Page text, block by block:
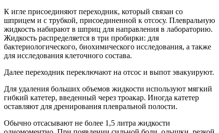
К игле присоединяют переходник, который связан со
шприцем и с трубкой, присоединенной к отсосу. Плевральную
жидкость набирают в шприц для направления в лабораторию.
Жидкость распределяется в три пробирки: для
бактериологического, биохимического исследования, а также
для исследования клеточного состава.
Далее переходник переключают на отсос и выпот эвакуируют.
Для удаления больших объемов жидкости используют мягкий
гибкий катетер, введенный через троакар. Иногда катетер
оставляют для дренирования плевральной полости.
Обычно отсасывают не более 1,5 литра жидкости